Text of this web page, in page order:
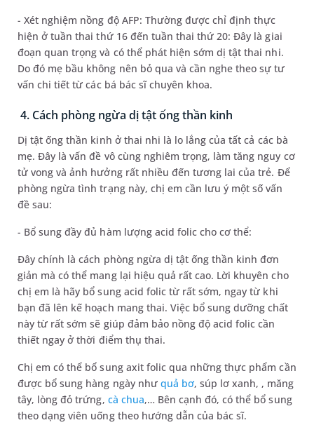
- Xét nghiệm nồng độ AFP: Thường được chỉ định thực
hiện ở tuần thai thứ 16 đến tuần thai thứ 20: Đây là giai
đoạn quan trọng và có thể phát hiện sớm dị tật thai nhi.
Do đó mẹ bầu không nên bỏ qua và cần nghe theo sự tư
vấn chi tiết từ các bá bác sĩ chuyên khoa.
4. Cách phòng ngừa dị tật ống thần kinh
Dị tật ống thần kinh ở thai nhi là lo lắng của tất cả các bà
mẹ. Đây là vấn đề vô cùng nghiêm trọng, làm tăng nguy cơ
tử vong và ảnh hưởng rất nhiều đến tương lai của trẻ. Để
phòng ngừa tình trạng này, chị em cần lưu ý một số vấn
đề sau:
- Bổ sung đầy đủ hàm lượng acid folic cho cơ thể:
Đây chính là cách phòng ngừa dị tật ống thần kinh đơn
giản mà có thể mang lại hiệu quả rất cao. Lời khuyên cho
chị em là hãy bổ sung acid folic từ rất sớm, ngay từ khi
bạn đã lên kế hoạch mang thai. Việc bổ sung dưỡng chất
này từ rất sớm sẽ giúp đảm bảo nồng độ acid folic cần
thiết ngay ở thời điểm thụ thai.
Chị em có thể bổ sung axit folic qua những thực phẩm cần
được bổ sung hàng ngày như quả bơ, súp lơ xanh, , măng
tây, lòng đỏ trứng, cà chua,… Bên cạnh đó, có thể bổ sung
theo dạng viên uống theo hướng dẫn của bác sĩ.